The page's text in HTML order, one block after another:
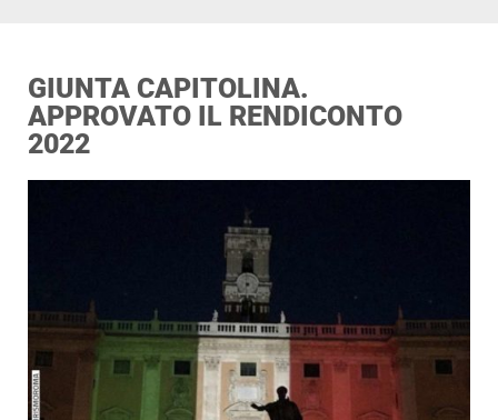
GIUNTA CAPITOLINA.
APPROVATO IL RENDICONTO
2022